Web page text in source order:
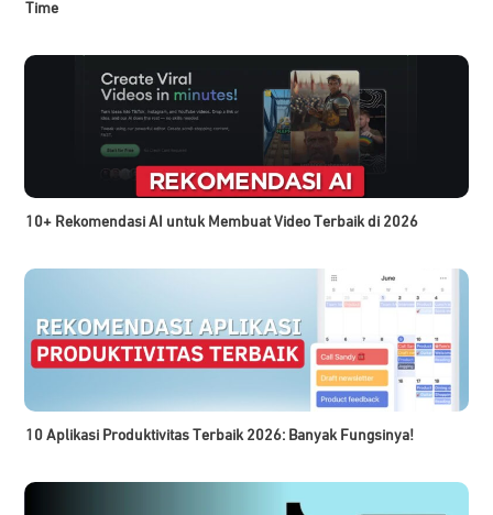
Time
10+ Rekomendasi AI untuk Membuat Video Terbaik di 2026
10 Aplikasi Produktivitas Terbaik 2026: Banyak Fungsinya!